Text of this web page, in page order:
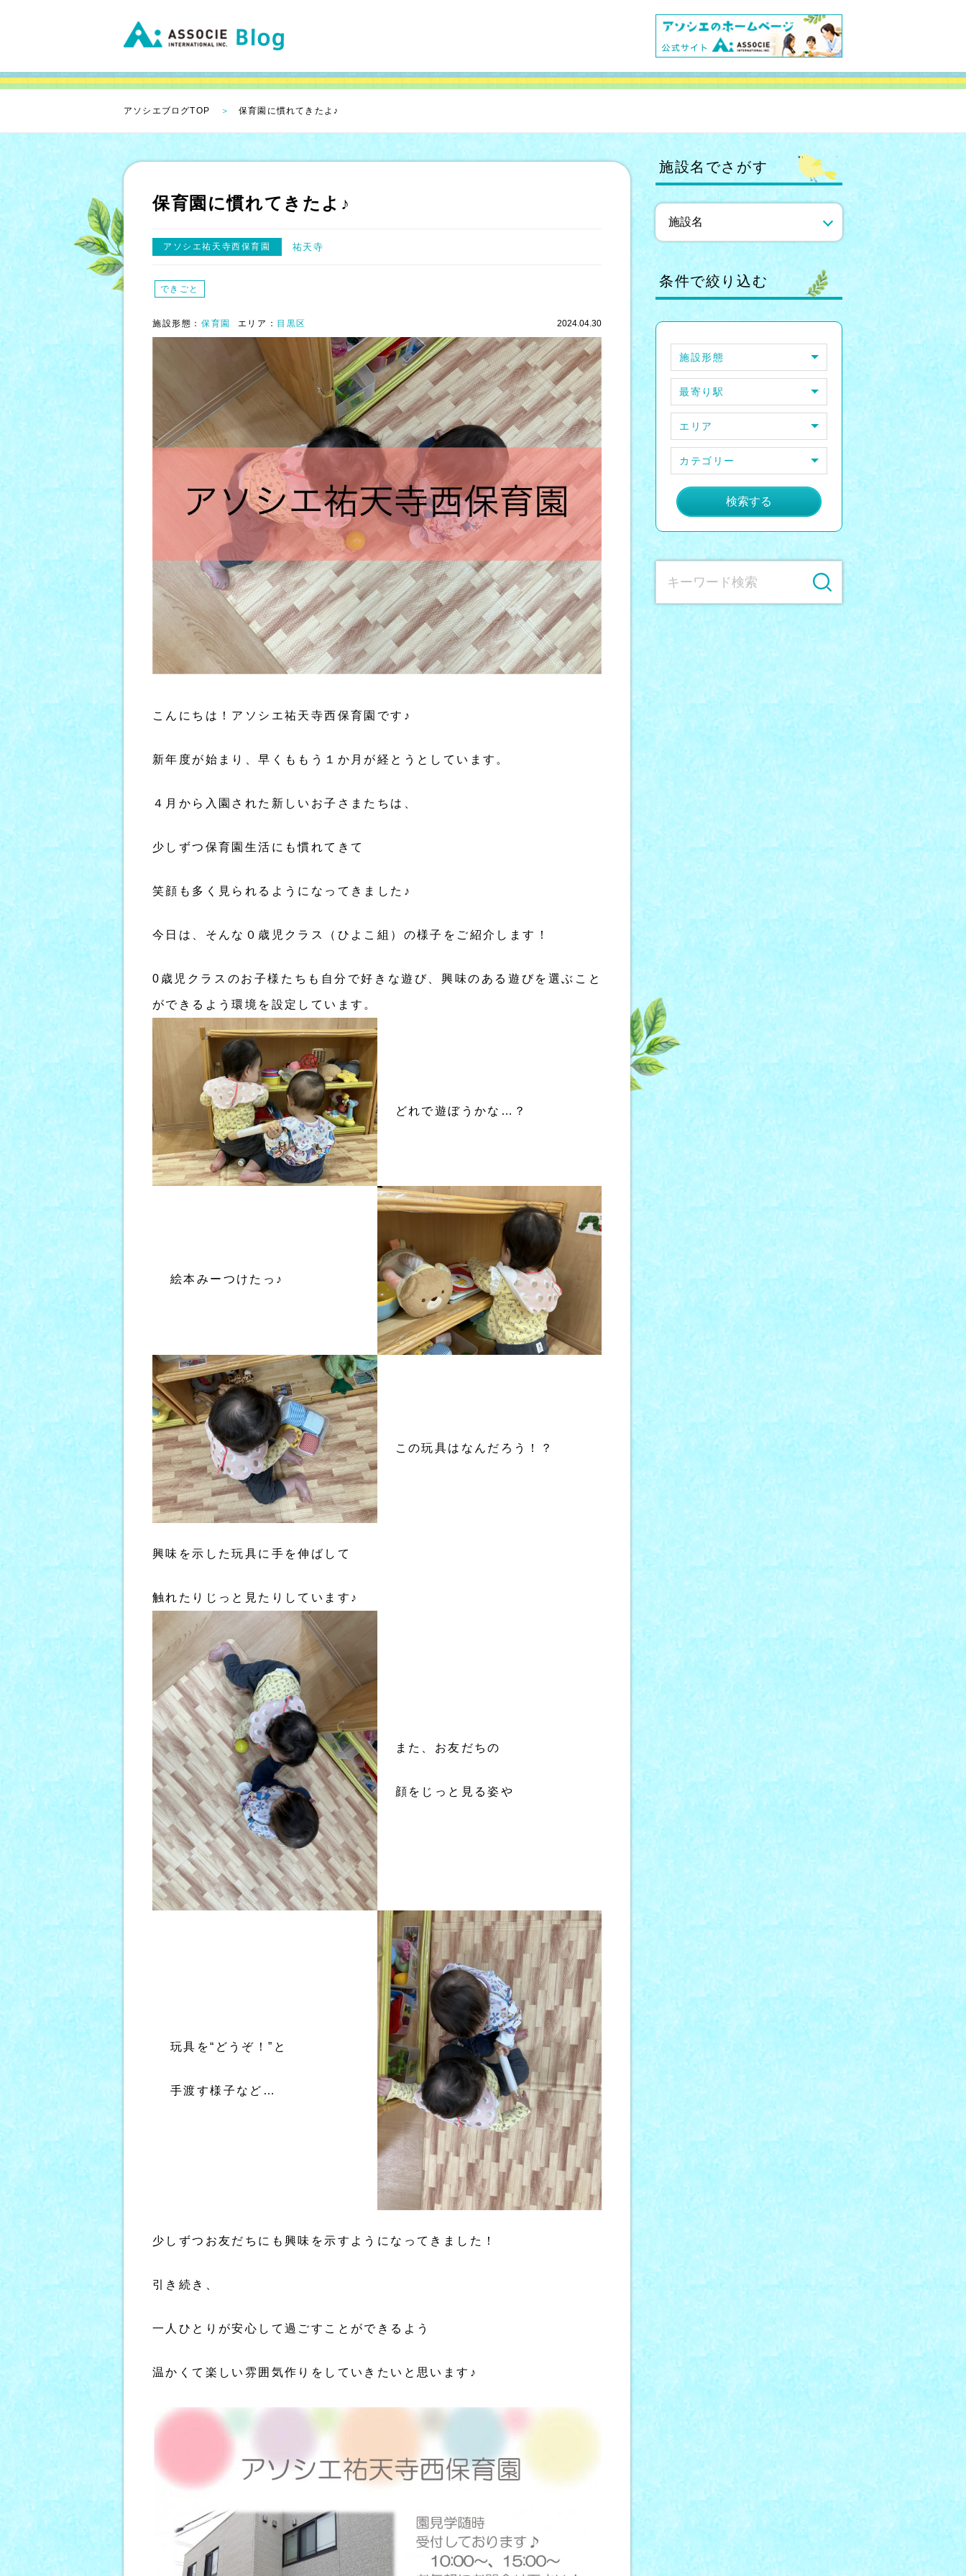
アソシエブログTOP 保育園に慣れてきたよ♪
保育園に慣れてきたよ♪
アソシエ祐天寺西保育園 祐天寺
できごと
施設形態： 保育園 エリア： 目黒区 2024.04.30
こんにちは！アソシエ祐天寺西保育園です♪
新年度が始まり、早くももう１か月が経とうとしています。
４月から入園された新しいお子さまたちは、
少しずつ保育園生活にも慣れてきて
笑顔も多く見られるようになってきました♪
今日は、そんな０歳児クラス（ひよこ組）の様子をご紹介します！
0歳児クラスのお子様たちも自分で好きな遊び、興味のある遊びを選ぶこと
ができるよう環境を設定しています。
どれで遊ぼうかな…？
絵本みーつけたっ♪
この玩具はなんだろう！？
興味を示した玩具に手を伸ばして
触れたりじっと見たりしています♪
また、お友だちの
顔をじっと見る姿や
玩具を“どうぞ！”と
手渡す様子など…
少しずつお友だちにも興味を示すようになってきました！
引き続き、
一人ひとりが安心して過ごすことができるよう
温かくて楽しい雰囲気作りをしていきたいと思います♪
施設名でさがす
条件で絞り込む
施設形態
最寄り駅
エリア
カテゴリー